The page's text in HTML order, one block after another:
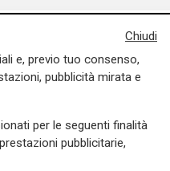
Chiudi
e, previo tuo consenso,
pubblicità mirata e
per le seguenti finalità
pubblicitarie,